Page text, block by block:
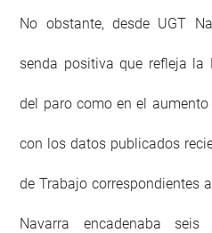
No obstante, desde UGT
senda positiva que refleja la
del paro como en el
con los datos publicados
de Trabajo correspondientes
Navarra encadenaba